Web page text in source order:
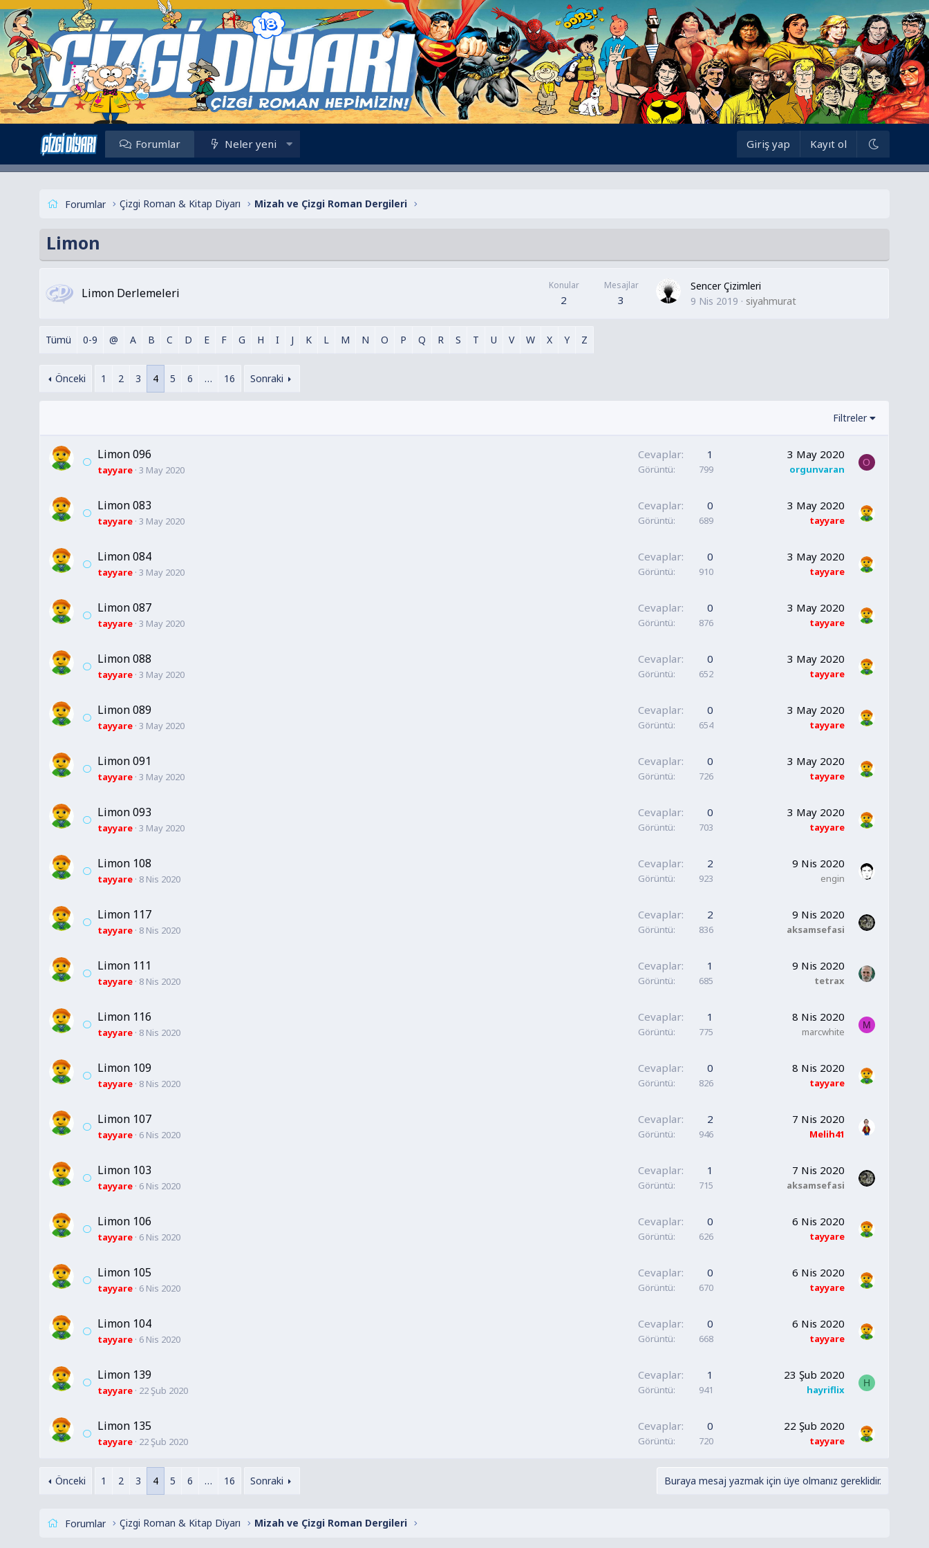
Forumlar Neler yeni Giriş yap Kayıt ol
Forumlar Çizgi Roman & Kitap Diyarı Mizah ve Çizgi Roman Dergileri
Limon
Limon Derlemeleri
Konular
2
Mesajlar
3
Sencer Çizimleri
9 Nis 2019
siyahmurat
Tümü 0-9 @ A B C D E F G H I J K L M N O P Q R S T U V W X Y Z
Önceki 1 2 3 4 5 6 … 16 Sonraki
Filtreler
Limon 096
tayyare 3 May 2020
Cevaplar 1
Görüntü 799
3 May 2020
orgunvaran
O
Limon 083
tayyare 3 May 2020
Cevaplar 0
Görüntü 689
3 May 2020
tayyare
Limon 084
tayyare 3 May 2020
Cevaplar 0
Görüntü 910
3 May 2020
tayyare
Limon 087
tayyare 3 May 2020
Cevaplar 0
Görüntü 876
3 May 2020
tayyare
Limon 088
tayyare 3 May 2020
Cevaplar 0
Görüntü 652
3 May 2020
tayyare
Limon 089
tayyare 3 May 2020
Cevaplar 0
Görüntü 654
3 May 2020
tayyare
Limon 091
tayyare 3 May 2020
Cevaplar 0
Görüntü 726
3 May 2020
tayyare
Limon 093
tayyare 3 May 2020
Cevaplar 0
Görüntü 703
3 May 2020
tayyare
Limon 108
tayyare 8 Nis 2020
Cevaplar 2
Görüntü 923
9 Nis 2020
engin
Limon 117
tayyare 8 Nis 2020
Cevaplar 2
Görüntü 836
9 Nis 2020
aksamsefasi
Limon 111
tayyare 8 Nis 2020
Cevaplar 1
Görüntü 685
9 Nis 2020
tetrax
Limon 116
tayyare 8 Nis 2020
Cevaplar 1
Görüntü 775
8 Nis 2020
marcwhite
M
Limon 109
tayyare 8 Nis 2020
Cevaplar 0
Görüntü 826
8 Nis 2020
tayyare
Limon 107
tayyare 6 Nis 2020
Cevaplar 2
Görüntü 946
7 Nis 2020
Melih41
Limon 103
tayyare 6 Nis 2020
Cevaplar 1
Görüntü 715
7 Nis 2020
aksamsefasi
Limon 106
tayyare 6 Nis 2020
Cevaplar 0
Görüntü 626
6 Nis 2020
tayyare
Limon 105
tayyare 6 Nis 2020
Cevaplar 0
Görüntü 670
6 Nis 2020
tayyare
Limon 104
tayyare 6 Nis 2020
Cevaplar 0
Görüntü 668
6 Nis 2020
tayyare
Limon 139
tayyare 22 Şub 2020
Cevaplar 1
Görüntü 941
23 Şub 2020
hayriflix
H
Limon 135
tayyare 22 Şub 2020
Cevaplar 0
Görüntü 720
22 Şub 2020
tayyare
Önceki 1 2 3 4 5 6 … 16 Sonraki Buraya mesaj yazmak için üye olmanız gereklidir.
Forumlar Çizgi Roman & Kitap Diyarı Mizah ve Çizgi Roman Dergileri